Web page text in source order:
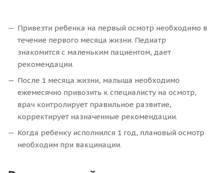
Привезти ребенка на первый осмотр необходимо в
течение первого месяца жизни. Педиатр
знакомится с маленьким пациентом, дает
рекомендации.
После 1 месяца жизни, малыша необходимо
ежемесячно привозить к специалисту на осмотр,
врач контролирует правильное развитие,
корректирует назначенные рекомендации.
Когда ребенку исполнился 1 год, плановый осмотр
необходим при вакцинации.